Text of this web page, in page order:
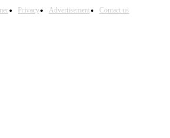
Privacy Advertisement Contact us